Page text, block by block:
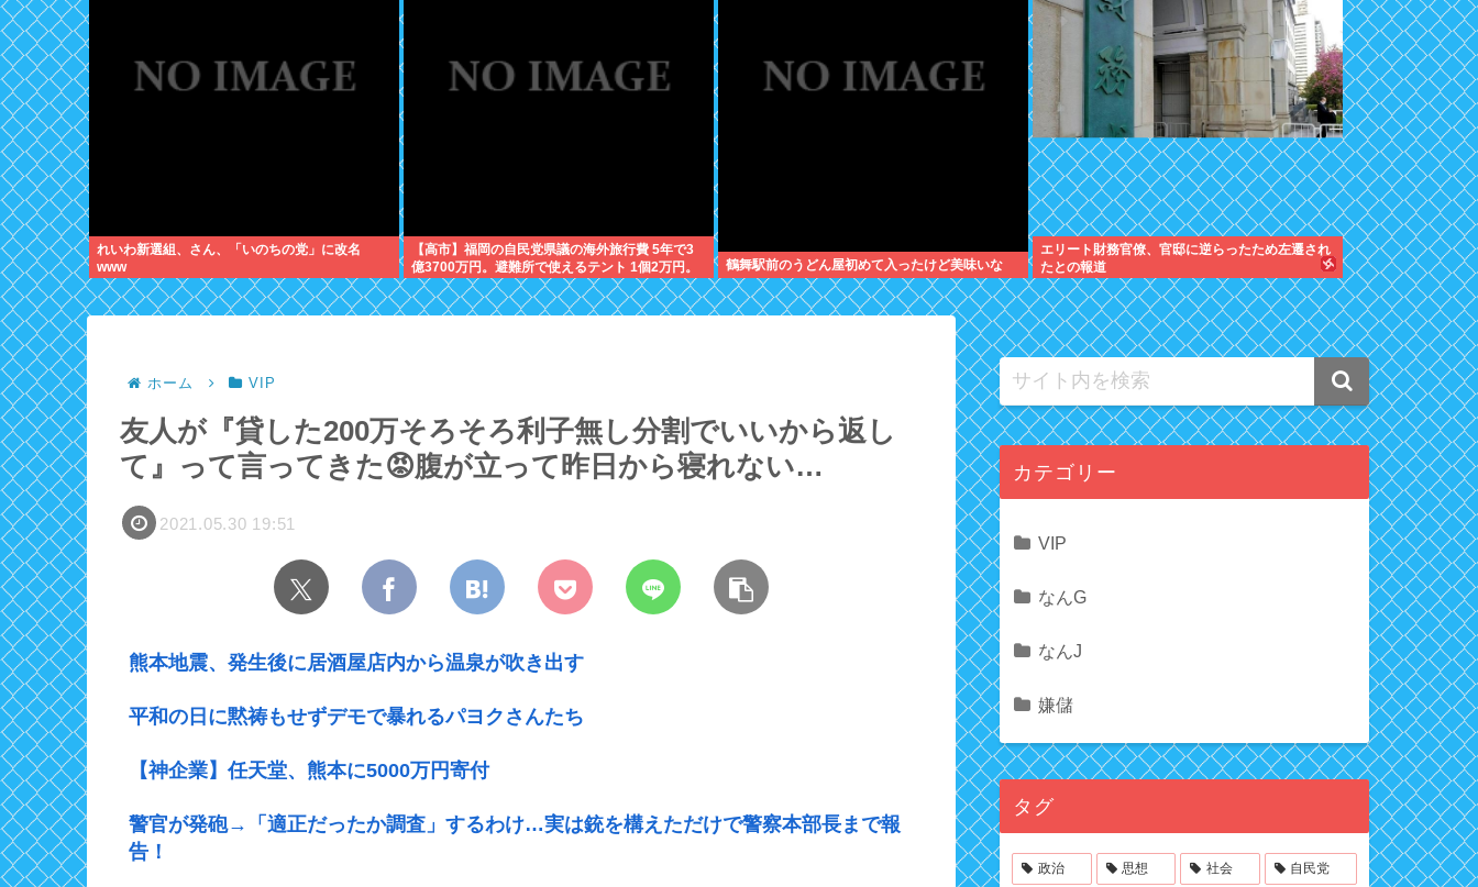
れいわ新選組、さん、「いのちの党」に改名
www
【高市】福岡の自民党県議の海外旅行費 5年で3
億3700万円。避難所で使えるテント 1個2万円。
鶴舞駅前のうどん屋初めて入ったけど美味いな
エリート財務官僚、官邸に逆らったため左遷され
たとの報道
ホーム VIP
友人が『貸した200万そろそろ利子無し分割でいいから返し
て』って言ってきた😡腹が立って昨日から寝れない…
2021.05.30 19:51
熊本地震、発生後に居酒屋店内から温泉が吹き出す
平和の日に黙祷もせずデモで暴れるパヨクさんたち
【神企業】任天堂、熊本に5000万円寄付
警官が発砲→「適正だったか調査」するわけ…実は銃を構えただけで警察本部長まで報
告！
カテゴリー
VIP
なんG
なんJ
嫌儲
タグ
政治 思想 社会 自民党